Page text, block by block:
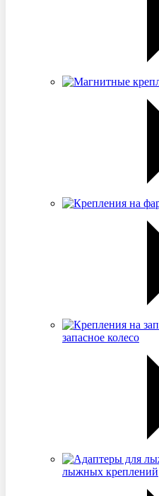
запасное колесо
лыжных креплений